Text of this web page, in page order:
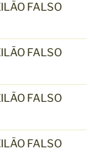
FALSO
FALSO
FALSO
FALSO